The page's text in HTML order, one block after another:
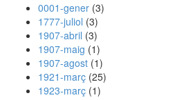
0001-gener (3)
1777-juliol (3)
1907-abril (3)
1907-maig (1)
1907-agost (1)
1921-març (25)
1923-març (1)